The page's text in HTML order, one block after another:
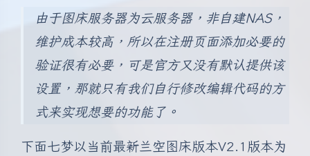
由于图床服务器为云服务器，非自建NAS，
维护成本较高，所以在注册页面添加必要的
验证很有必要，可是官方又没有默认提供该
设置，那就只有我们自行修改编辑代码的方
式来实现想要的功能了。
下面七梦以当前最新兰空图床版本V2.1版本为